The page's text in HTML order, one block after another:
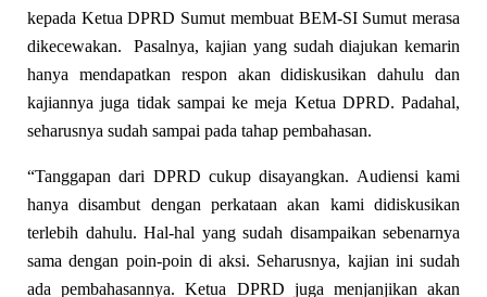
kepada Ketua DPRD Sumut membuat BEM-SI Sumut merasa
dikecewakan. Pasalnya, kajian yang sudah diajukan kemarin
hanya mendapatkan respon akan didiskusikan dahulu dan
kajiannya juga tidak sampai ke meja Ketua DPRD. Padahal,
seharusnya sudah sampai pada tahap pembahasan.
“Tanggapan dari DPRD cukup disayangkan. Audiensi kami
hanya disambut dengan perkataan akan kami didiskusikan
terlebih dahulu. Hal-hal yang sudah disampaikan sebenarnya
sama dengan poin-poin di aksi. Seharusnya, kajian ini sudah
ada pembahasannya. Ketua DPRD juga menjanjikan akan